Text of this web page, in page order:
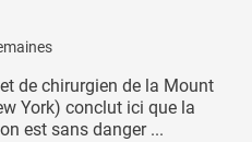
de chirurgien de la Mount
York) conclut ici que la
est sans danger ...